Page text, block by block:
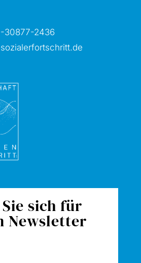
-2436
sich für
Newsletter